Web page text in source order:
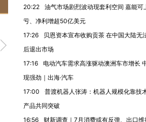
【推广】走进第四届链博
会，让数智科技“链”接产
有意思的生活方式·第三
20:22
油气市场剧烈波动现套利空间 嘉能可
亏、净利增超50亿美元
17:26
贝恩资本宣布收购贡茶 在中国大陆无
后退出市场
17:16
电动汽车需求高涨驱动澳洲车市增长
现强劲｜出海·汽车
17:00
普渡机器人张涛：机器人规模化靠技
产品共同突破
16:56
财新调查｜7月消费或有反弹、出口维